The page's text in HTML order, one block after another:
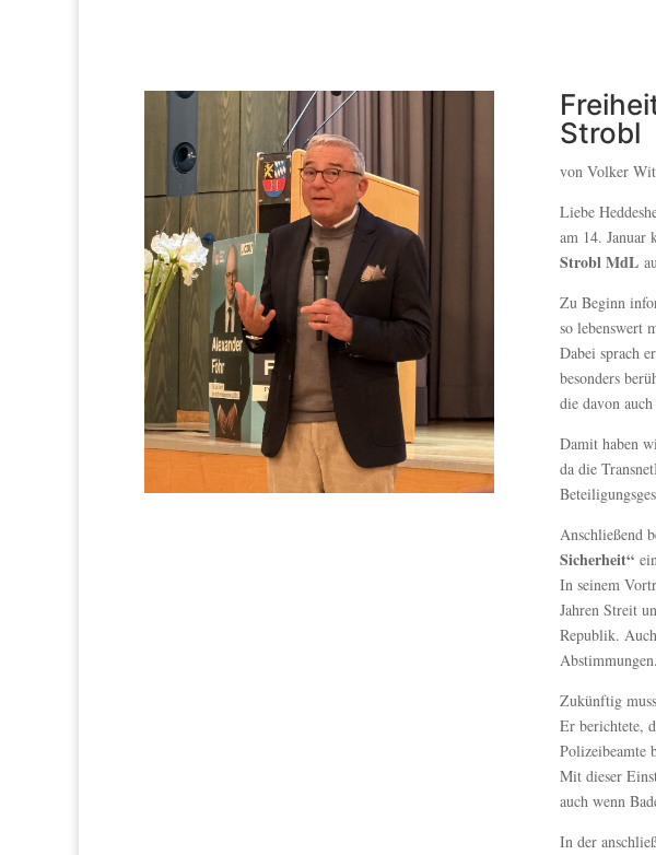
Strobl
von Volker
Liebe
am 14. Januar
Strobl MdL
Zu Beginn
so lebenswert
Dabei sprach
besonders
die davon
Damit haben
da die
Anschließend
Sicherheit“
In seinem
Jahren Streit
Republik.
Abstimmungen.
Zukünftig
Er berichtete,
Polizeibeamte
Mit dieser
auch wenn
In der